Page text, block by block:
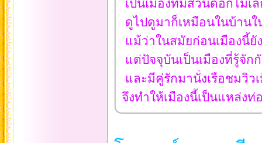
เป็นเมืองที่มีสวนดอกไม้เ
ดูไปดูมาก็เหมือนในบ้านใ
แม้ว่าในสมัยก่อนเมืองนี้
แต่ปัจจุบันเป็นเมืองที่รู้จั
และมีคู่รักมานั่งเรือชมวิว
จึงทำให้เมืองนี้เป็นแหล่งท่